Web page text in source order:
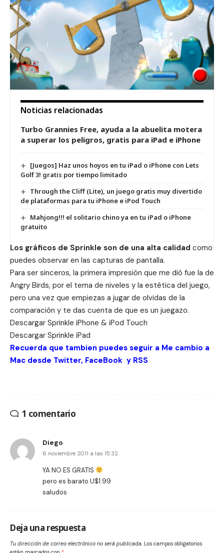
Noticias relacionadas
Turbo Grannies Free, ayuda a la abuelita motera
a superar los peligros, gratis para iPad e iPhone
[Juegos] Haz unos hoyos en tu iPad o iPhone con Lets
Golf 3! gratis por tiempo limitado
Through the Cliff (Lite), un juego gratis muy divertido
de plataformas para tu iPhone e iPod Touch
Mahjong!!! el solitario chino ya en tu iPad o iPhone
gratuito
Los gráficos de Sprinkle son de una alta calidad como
puedes observar en las capturas de pantalla.
Para ser sinceros, la primera impresión que me dió fue la de
Angry Birds, por el tema de niveles y la estética del juego,
pero una vez que empiezas a jugar de olvidas de la
comparación y te das cuenta de que es un juegazo.
Descargar Sprinkle iPhone & iPod Touch
Descargar Sprinkle iPad
Recuerda que tambien puedes seguir a Me cambio a
Mac desde Twitter, FaceBook y RSS
1 comentario
Diego
6 noviembre 2011 a las 15:32
YA NO ES GRATIS
pero es barato U$1.99
saludos
Deja una respuesta
Tu dirección de correo electrónico no será publicada. Los campos obligatorios